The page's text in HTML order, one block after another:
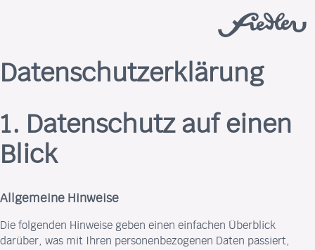
Datenschutzerklärung
1. Datenschutz auf einen
Blick
Allgemeine Hinweise
Die folgenden Hinweise geben einen einfachen Überblick
darüber, was mit Ihren personenbezogenen Daten passiert,